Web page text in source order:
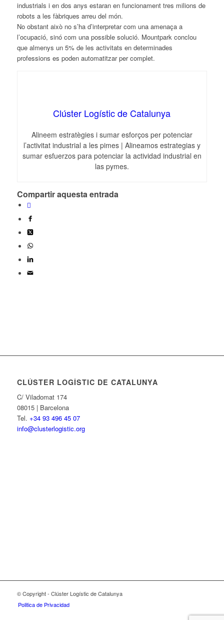
industrials i en dos anys estaran en funcionament tres milions de
robots a les fàbriques arreu del món.
No obstant això no s’ha d’interpretar com una amenaça a
l’ocupació, sinó com una possible solució. Mountpark conclou
que almenys un 5% de les activitats en determinades
professions es poden automatitzar per complet.
Clúster Logístic de Catalunya
Alineem estratègies i sumar esforços per potenciar
l’activitat industrial a les pimes | Alineamos estrategias y
sumar esfuerzos para potenciar la actividad industrial en
las pymes.
Compartir aquesta entrada
CLÚSTER LOGÍSTIC DE CATALUNYA
C/ Viladomat 174
08015 | Barcelona
Tel. +34 93 496 45 07
info@clusterlogistic.org
© Copyright - Clúster Logístic de Catalunya
Politica de Privacidad